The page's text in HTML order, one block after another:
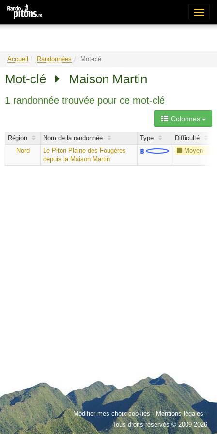
Accueil Randonnées Mot-clé
Mot-clé Maison Martin
1 randonnée trouvée pour ce mot-clé
Colonnes
Région Nom de la randonnée Type Difficulté
Nord
Le Piton Plaine des Fougères
depuis la Maison Martin
Moyen
Modifier mes choix cookies-Mentions légales -
Tous droits réservés © 2009-2026